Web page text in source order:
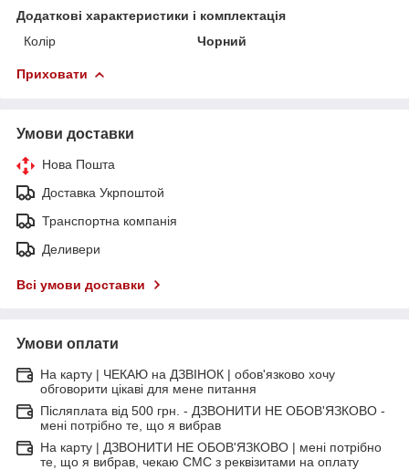
Додаткові характеристики і комплектація
Колір
Чорний
Приховати
Умови доставки
Нова Пошта
Доставка Укрпоштой
Транспортна компанія
Деливери
Всі умови доставки
Умови оплати
На карту | ЧЕКАЮ на ДЗВІНОК | обов'язково хочу
обговорити цікаві для мене питання
Післяплата від 500 грн. - ДЗВОНИТИ НЕ ОБОВ'ЯЗКОВО -
мені потрібно те, що я вибрав
На карту | ДЗВОНИТИ НЕ ОБОВ'ЯЗКОВО | мені потрібно
те, що я вибрав, чекаю СМС з реквізитами на оплату